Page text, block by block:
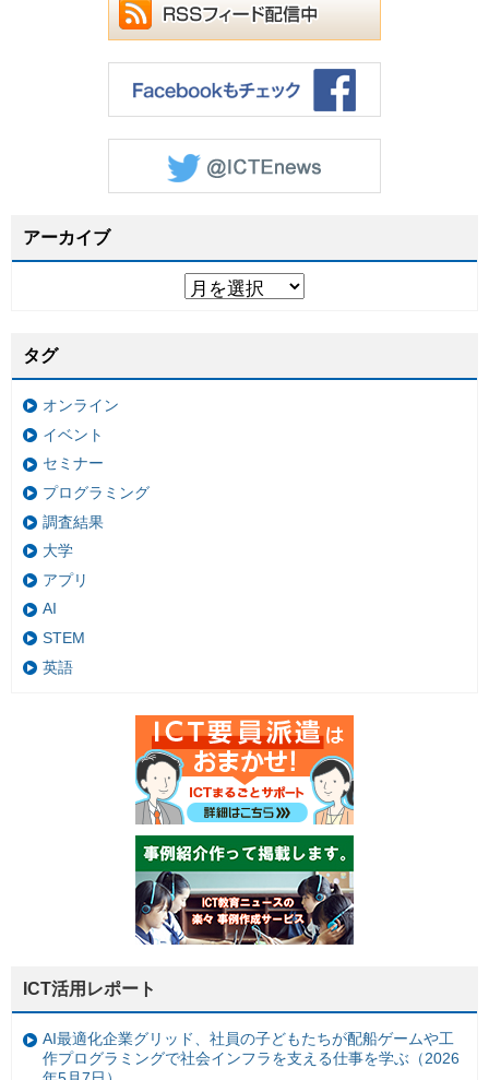
アーカイブ
タグ
オンライン
イベント
セミナー
プログラミング
調査結果
大学
アプリ
AI
STEM
英語
ICT活用レポート
AI最適化企業グリッド、社員の子どもたちが配船ゲームや工
作プログラミングで社会インフラを支える仕事を学ぶ（2026